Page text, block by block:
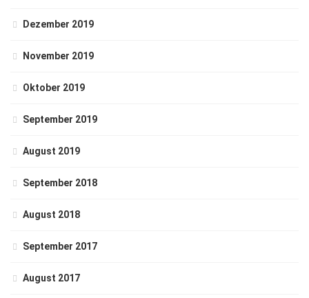
Dezember 2019
November 2019
Oktober 2019
September 2019
August 2019
September 2018
August 2018
September 2017
August 2017